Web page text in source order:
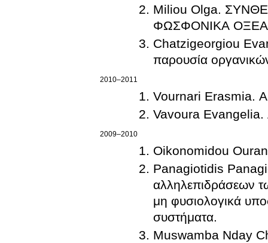
Miliou Olga.
ΦΩΣΦΟΝΙΚΑ
Chatzigeorgiou
παρουσία
2010–2011
Vournari
Vavoura
2009–2010
Oikonomidou
Panagiotidis
αλληλεπιδράσεων
μη φυσιολογικά
συστήματα.
Muswamba Nday